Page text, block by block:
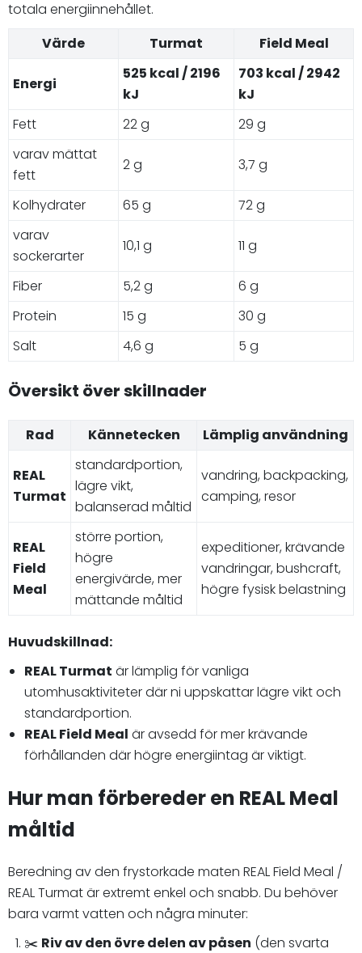
totala energiinnehållet.
Värde
Turmat Field Meal
Energi
525 kcal / 2196
kJ
703 kcal / 2942
kJ
Fett
22 g
29 g
varav mättat
fett
2 g 3,7 g
Kolhydrater 65 g
72 g
varav
sockerarter
10,1 g 11 g
Fiber 5,2 g
6 g
Protein
15 g
30 g
Salt
4,6 g 5 g
Översikt över skillnader
Rad Kännetecken Lämplig användning
REAL
Turmat
standardportion,
lägre vikt,
balanserad måltid
vandring, backpacking,
camping, resor
REAL
Field
Meal
större portion,
högre
energivärde, mer
mättande måltid
expeditioner, krävande
vandringar, bushcraft,
högre fysisk belastning
Huvudskillnad:
REAL Turmat är lämplig för vanliga
utomhusaktiviteter där ni uppskattar lägre vikt och
standardportion.
REAL Field Meal är avsedd för mer krävande
förhållanden där högre energiintag är viktigt.
Hur man förbereder en REAL Meal
måltid
Beredning av den frystorkade maten REAL Field Meal /
REAL Turmat är extremt enkel och snabb. Du behöver
bara varmt vatten och några minuter:
✂️ Riv av den övre delen av påsen (den svarta